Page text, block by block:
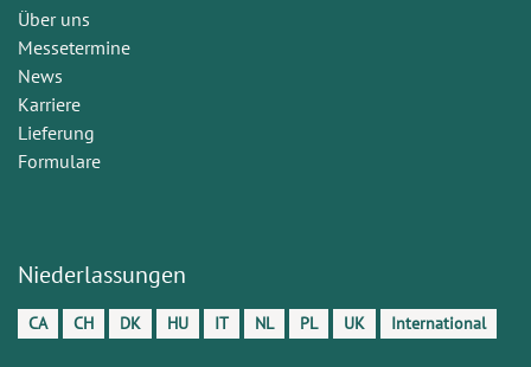
Über uns
Messetermine
News
Karriere
Lieferung
Formulare
Niederlassungen
CA CH DK HU IT NL PL UK International